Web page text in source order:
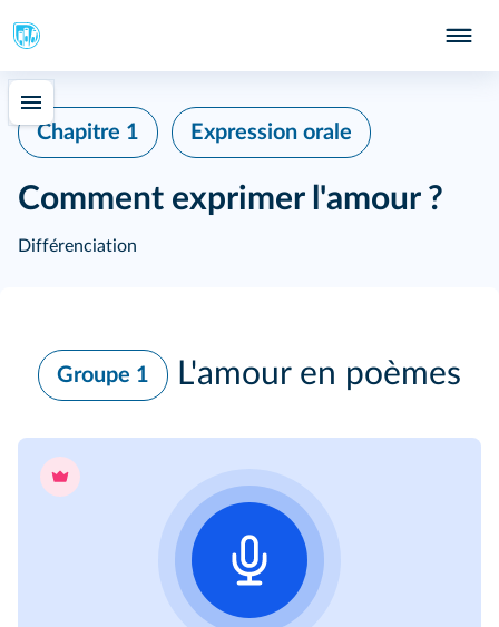
Chapitre 1 Expression orale
Comment exprimer l'amour ?
Différenciation
Groupe 1 L'amour en poèmes